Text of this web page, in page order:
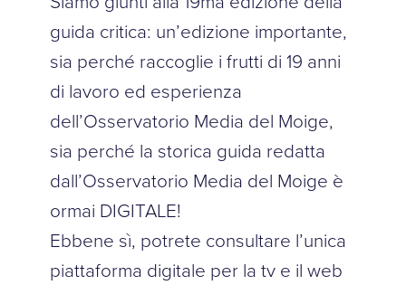
guida critica: un’edizione importante,
sia perché raccoglie i frutti di 19 anni
di lavoro ed esperienza
dell’Osservatorio Media del Moige,
sia perché la storica guida redatta
dall’Osservatorio Media del Moige è
ormai DIGITALE!
Ebbene sì, potrete consultare l’unica
piattaforma digitale per la tv e il web